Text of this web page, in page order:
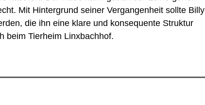
Mit Hintergrund seiner Vergangenheit sollte Billy
die ihn eine klare und konsequente Struktur
beim Tierheim Linxbachhof.